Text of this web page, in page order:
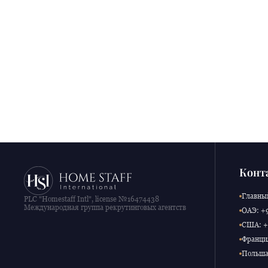
PLC "Homestaff Intl", license №16474438
Международная группа рекрутинговых агентств
ОАЭ:
США: